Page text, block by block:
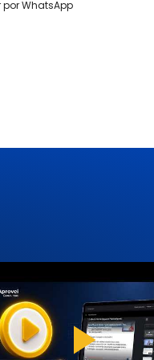
WhatsApp